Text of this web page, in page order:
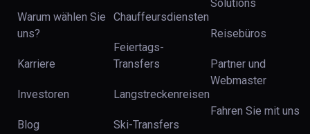
Warum wählen Sie
uns?
Karriere
Investoren
Blog
Chauffeursdiensten
Feiertags-
Transfers
Langstreckenreisen
Ski-Transfers
Solutions
Reisebüros
Partner und
Webmaster
Fahren Sie mit uns